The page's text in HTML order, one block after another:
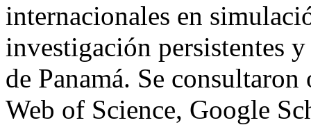
internacionales en
investigación persistentes
de Panamá. Se
Web of Science, Google